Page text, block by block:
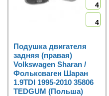
4
4
Подушка двигателя
задняя (правая)
Volkswagen Sharan /
Фольксваген Шаран
1.9TDI 1995-2010 35806
TEDGUM (Польша)